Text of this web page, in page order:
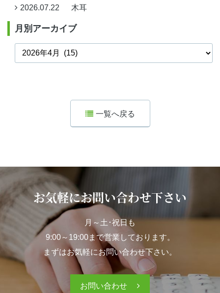
2026.07.22 木耳
月別アーカイブ
一覧へ戻る
お気軽にお問い合わせ下さい
月～土･祝日も
9:00～19:00まで営業しております。
まずはお気軽にお問い合わせ下さい。
お問い合わせ